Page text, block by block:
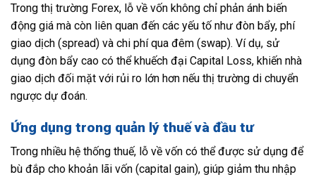
Trong thị trường Forex, lỗ về vốn không chỉ phản ánh biến
động giá mà còn liên quan đến các yếu tố như đòn bẩy, phí
giao dịch (spread) và chi phí qua đêm (swap). Ví dụ, sử
dụng đòn bẩy cao có thể khuếch đại Capital Loss, khiến nhà
giao dịch đối mặt với rủi ro lớn hơn nếu thị trường di chuyển
ngược dự đoán.
Ứng dụng trong quản lý thuế và đầu tư
Trong nhiều hệ thống thuế, lỗ về vốn có thể được sử dụng để
bù đắp cho khoản lãi vốn (capital gain), giúp giảm thu nhập